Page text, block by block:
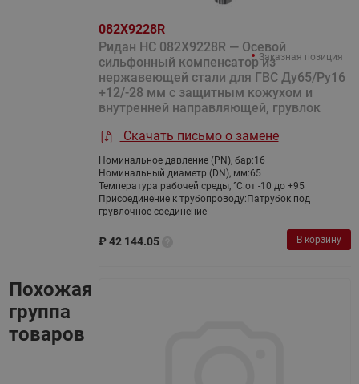
082X9228R
Ридан НС 082X9228R — Осевой
сильфонный компенсатор из
нержавеющей стали для ГВС Ду65/Ру16
+12/-28 мм с защитным кожухом и
внутренней направляющей, грувлок
Скачать письмо о замене
Номинальное давление (PN), бар:16
Номинальный диаметр (DN), мм:65
Температура рабочей среды, °С:от -10 до +95
Присоединение к трубопроводу: Патрубок под
грувлочное соединение
₽ 42 144.05
Заказная позиция
В корзину
Похожая
группа
товаров